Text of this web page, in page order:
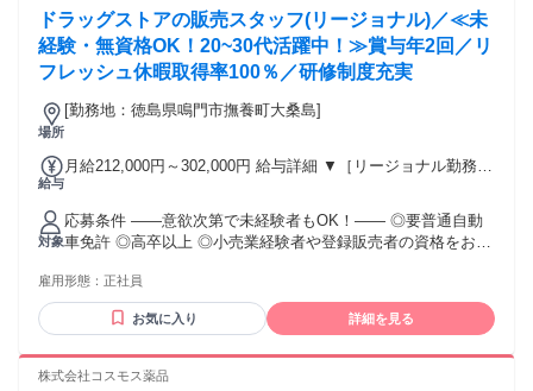
残業時間22ｈ） ※赴任住宅手当3万円込み（家賃6万円の物件
入居の場合） 勤務形態やエリアによって異なります。 詳細に
ついては【勤務地範囲と給与について】をご確認ください。
ドラッグストアの販売スタッフ(リージョナル)／≪未
経験・無資格OK！20~30代活躍中！≫賞与年2回／リ
フレッシュ休暇取得率100％／研修制度充実
場所
[勤務地：徳島県鳴門市撫養町大桑島]
給与
月給212,000円～302,000円 給与詳細 ▼［リージョナル勤務］
（残業時間 月2h程度） 247,000円～277,000円 【スキルアッ
プコース】早期キャリアアップを目指したい方向け 271,000円
～317,600円 （15ｈ分時間外手当含む。実際の残業時間11
ｈ） ※赴任住宅手当3万円込み（家賃6万円の物件入居の場
344,300円 （29ｈ分時間外手当含む。実際の残業時間16.5ｈ）
※赴任住宅手当3万円込み（家賃6万円の物件入居の場合）
【経験者B】小売業で店長・マネジメント職経験者(登録販売
者)) 309,300円～376,200円 （39ｈ分時間外手当含む。実際の
対象
応募条件 ――意欲次第で未経験者もOK！―― ◎要普通自動
車免許 ◎高卒以上 ◎小売業経験者や登録販売者の資格をお持
後、資格取得を目指すことも可能。研修や講習会もあり。 ※
同業界からの転職者が増えてきており、入社後活躍に繋がっ
ています。もちろん異業界からの応募や、第二新卒者も含め
雇用形態： 正社員
お気に入り 詳細を見る
株式会社コスモス薬品